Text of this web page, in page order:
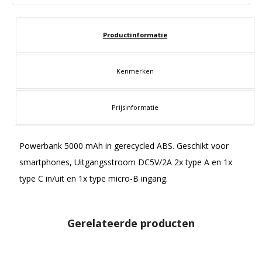
Productinformatie
Kenmerken
Prijsinformatie
Powerbank 5000 mAh in gerecycled ABS. Geschikt voor
smartphones, Uitgangsstroom DC5V/2A 2x type A en 1x
type C in/uit en 1x type micro-B ingang.
Gerelateerde producten